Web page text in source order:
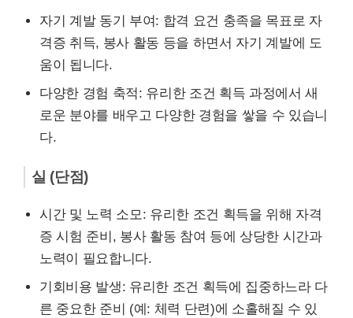
자기 계발 동기 부여: 합격 요건 충족을 목표로 자
격증 취득, 봉사 활동 등을 하면서 자기 계발에 도
움이 됩니다.
다양한 경험 축적: 유리한 조건 획득 과정에서 새
로운 분야를 배우고 다양한 경험을 쌓을 수 있습니
다.
실 (단점)
시간 및 노력 소모: 유리한 조건 획득을 위해 자격
증 시험 준비, 봉사 활동 참여 등에 상당한 시간과
노력이 필요합니다.
기회비용 발생: 유리한 조건 획득에 집중하느라 다
른 중요한 준비 (예: 체력 단련)에 소홀해질 수 있